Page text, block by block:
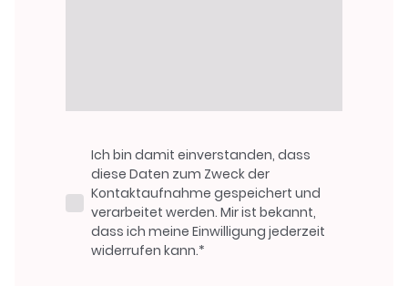
Ich bin damit einverstanden, dass
diese Daten zum Zweck der
Kontaktaufnahme gespeichert und
verarbeitet werden. Mir ist bekannt,
dass ich meine Einwilligung jederzeit
widerrufen kann.*